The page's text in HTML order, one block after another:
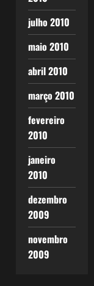
julho 2010
maio 2010
abril 2010
março 2010
fevereiro
2010
janeiro
2010
dezembro
2009
novembro
2009